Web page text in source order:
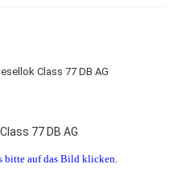
77 DB AG
bitte auf das Bild klicken.